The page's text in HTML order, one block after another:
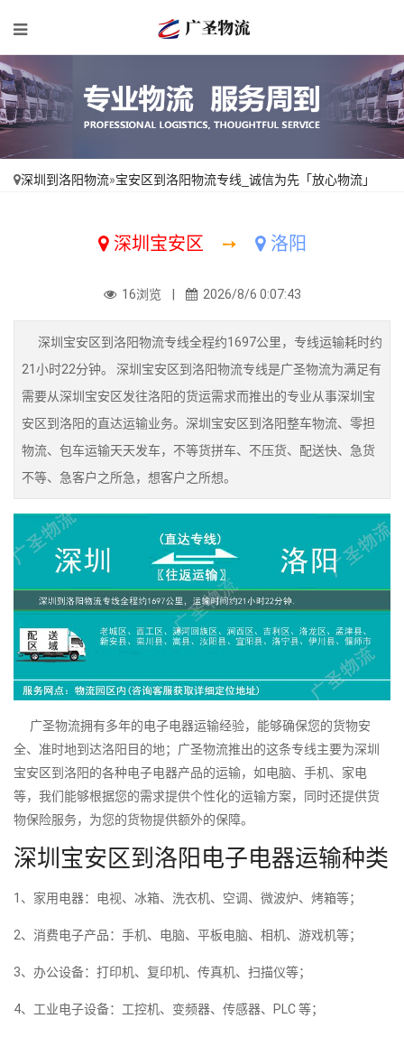
深圳到洛阳物流»宝安区到洛阳物流专线_诚信为先「放心物流」
深圳宝安区 ➙ 洛阳
16浏览 | 2026/8/6 0:07:43
深圳宝安区到洛阳物流专线全程约1697公里，专线运输耗时约
21小时22分钟。 深圳宝安区到洛阳物流专线是广圣物流为满足有
需要从深圳宝安区发往洛阳的货运需求而推出的专业从事深圳宝
安区到洛阳的直达运输业务。深圳宝安区到洛阳整车物流、零担
物流、包车运输天天发车，不等货拼车、不压货、配送快、急货
不等、急客户之所急，想客户之所想。
广圣物流拥有多年的电子电器运输经验，能够确保您的货物安
全、准时地到达洛阳目的地；广圣物流推出的这条专线主要为深圳
宝安区到洛阳的各种电子电器产品的运输，如电脑、手机、家电
等，我们能够根据您的需求提供个性化的运输方案，同时还提供货
物保险服务，为您的货物提供额外的保障。
深圳宝安区到洛阳电子电器运输种类
1、家用电器：电视、冰箱、洗衣机、空调、微波炉、烤箱等；
2、消费电子产品：手机、电脑、平板电脑、相机、游戏机等；
3、办公设备：打印机、复印机、传真机、扫描仪等；
4、工业电子设备：工控机、变频器、传感器、PLC 等；